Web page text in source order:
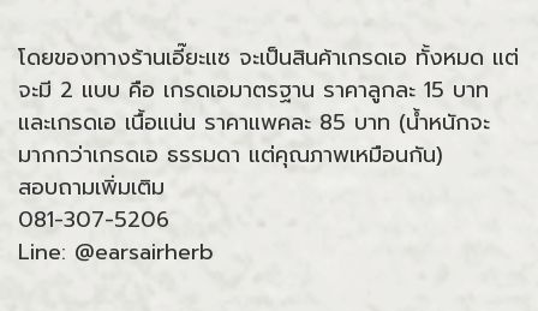
โดยของทางร้านเอี๊ยะแซ จะเป็นสินค้าเกรดเอ ทั้งหมด แต่
จะมี 2 แบบ คือ เกรดเอมาตรฐาน ราคาลูกละ 15 บาท
และเกรดเอ เนื้อแน่น ราคาแพคละ 85 บาท (น้ำหนักจะ
มากกว่าเกรดเอ ธรรมดา แต่คุณภาพเหมือนกัน)
สอบถามเพิ่มเติม
081-307-5206
Line: @earsairherb